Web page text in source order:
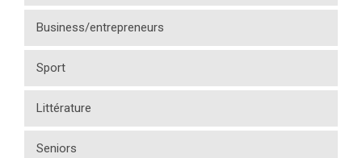
Business/entrepreneurs
Sport
Littérature
Seniors